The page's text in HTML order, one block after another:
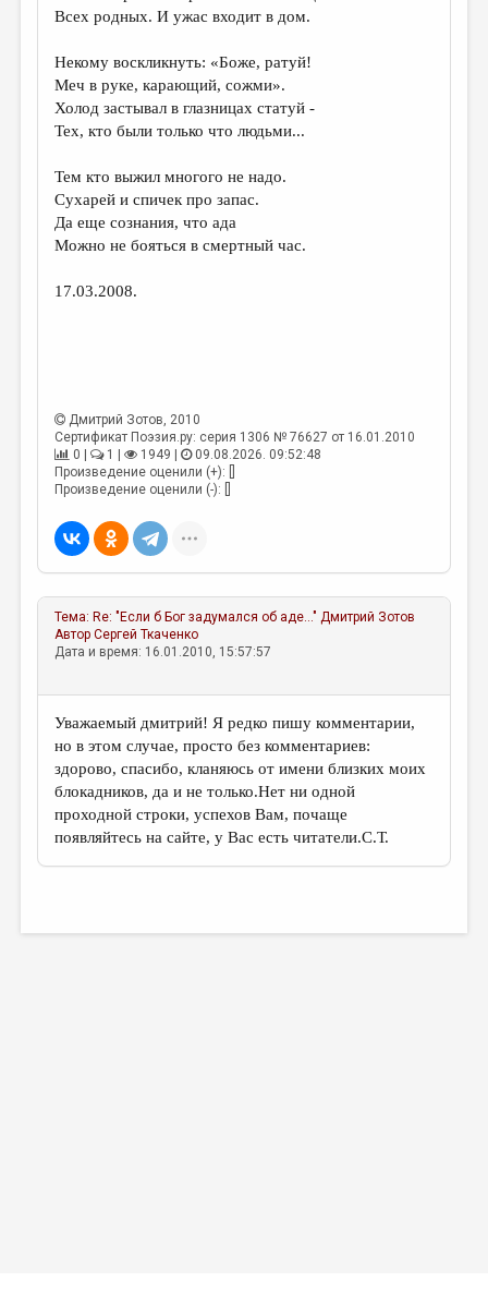
ДЕТСКАЯ КОМНАТА
КНИЖНАЯ ПОЛКА
ОБЗОР ЛИТЕРАТУРЫ
СТРАНИЦЫ ПАМЯТИ
ОБЪЯВЛЕНИЯ
КОЛОНКА РЕДАКТОРА
РЕДКОЛЛЕГИЯ
ОТ РЕДАКЦИИ
КУЛЬТУРОВЕДЕНИЕ
ПУБЛИЦИСТИКА
ЦИКЛЫ ПУБЛИКАЦИЙ
ТРЕДИАКОВСКИЙ
МЕДИА
Всех родных. И ужас входит в дом.
Некому воскликнуть: «Боже, ратуй!
Меч в руке, карающий, сожми».
Холод застывал в глазницах статуй -
Тех, кто были только что людьми...
Тем кто выжил многого не надо.
Сухарей и спичек про запас.
Да еще сознания, что ада
Можно не бояться в смертный час.
17.03.2008.
Дмитрий Зотов, 2010
Сертификат Поэзия.ру: серия 1306 № 76627 от 16.01.2010
0 |
1 | 1949 |
09.08.2026. 09:52:48
Произведение оценили (+): []
Произведение оценили (-): []
Тема: Re: "Если б Бог задумался об аде..." Дмитрий Зотов
АвторСергей Ткаченко
Дата и время: 16.01.2010, 15:57:57
Уважаемый дмитрий! Я редко пишу комментарии,
но в этом случае, просто без комментариев:
здорово, спасибо, кланяюсь от имени близких моих
блокадников, да и не только.Нет ни одной
проходной строки, успехов Вам, почаще
появляйтесь на сайте, у Вас есть читатели.С.Т.